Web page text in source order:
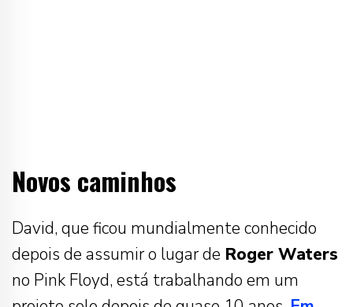
Novos caminhos
David, que ficou mundialmente conhecido
depois de assumir o lugar de Roger Waters
no Pink Floyd, está trabalhando em um